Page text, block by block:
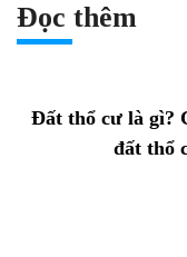
Đọc thêm
Đất thổ cư là gì?
đất thổ